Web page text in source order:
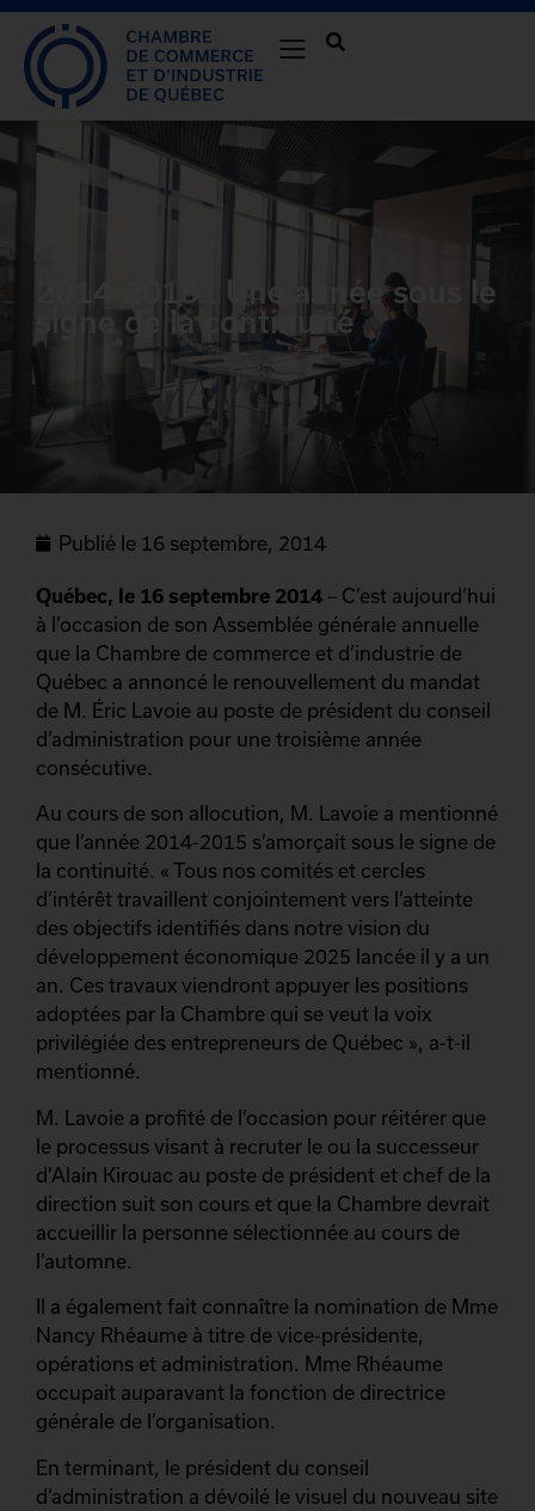
2014-2015 : Une année sous le
signe de la continuité
Publié le 16 septembre, 2014
Québec, le 16 septembre 2014 – C’est aujourd’hui
à l’occasion de son Assemblée générale annuelle
que la Chambre de commerce et d’industrie de
Québec a annoncé le renouvellement du mandat
de M. Éric Lavoie au poste de président du conseil
d’administration pour une troisième année
consécutive.
Au cours de son allocution, M. Lavoie a mentionné
que l’année 2014-2015 s’amorçait sous le signe de
la continuité. « Tous nos comités et cercles
d’intérêt travaillent conjointement vers l’atteinte
des objectifs identifiés dans notre vision du
développement économique 2025 lancée il y a un
an. Ces travaux viendront appuyer les positions
adoptées par la Chambre qui se veut la voix
privilégiée des entrepreneurs de Québec », a-t-il
mentionné.
M. Lavoie a profité de l’occasion pour réitérer que
le processus visant à recruter le ou la successeur
d’Alain Kirouac au poste de président et chef de la
direction suit son cours et que la Chambre devrait
accueillir la personne sélectionnée au cours de
l’automne.
Il a également fait connaître la nomination de Mme
Nancy Rhéaume à titre de vice-présidente,
opérations et administration. Mme Rhéaume
occupait auparavant la fonction de directrice
générale de l’organisation.
En terminant, le président du conseil
d’administration a dévoilé le visuel du nouveau site